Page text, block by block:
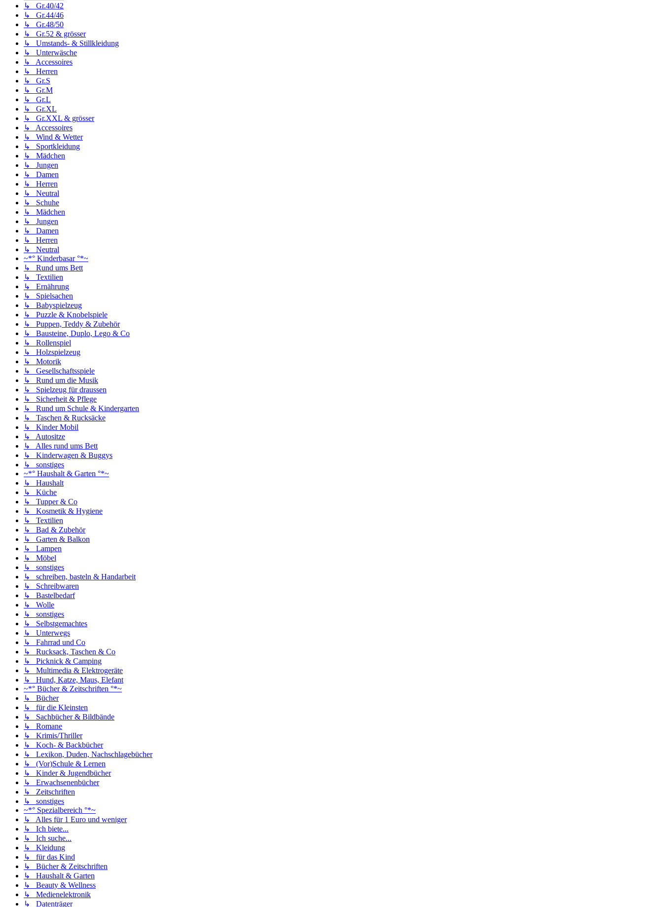
↳ Gr.40/42
↳ Gr.44/46
↳ Gr.48/50
↳ Gr.52 & grösser
↳ Umstands- & Stillkleidung
↳ Unterwäsche
↳ Accessoires
↳ Herren
↳ Gr.S
↳ Gr.M
↳ Gr.L
↳ Gr.XL
↳ Gr.XXL & grösser
↳ Accessoires
↳ Wind & Wetter
↳ Sportkleidung
↳ Mädchen
↳ Jungen
↳ Damen
↳ Herren
↳ Neutral
↳ Schuhe
↳ Mädchen
↳ Jungen
↳ Damen
↳ Herren
↳ Neutral
~*° Kinderbasar °*~
↳ Rund ums Bett
↳ Textilien
↳ Ernährung
↳ Spielsachen
↳ Babyspielzeug
↳ Puzzle & Knobelspiele
↳ Puppen, Teddy & Zubehör
↳ Bausteine, Duplo, Lego & Co
↳ Rollenspiel
↳ Holzspielzeug
↳ Motorik
↳ Gesellschaftsspiele
↳ Rund um die Musik
↳ Spielzeug für draussen
↳ Sicherheit & Pflege
↳ Rund um Schule & Kindergarten
↳ Taschen & Rucksäcke
↳ Kinder Mobil
↳ Autositze
↳ Alles rund ums Bett
↳ Kinderwagen & Buggys
↳ sonstiges
~*° Haushalt & Garten °*~
↳ Haushalt
↳ Küche
↳ Tupper & Co
↳ Kosmetik & Hygiene
↳ Textilien
↳ Bad & Zubehör
↳ Garten & Balkon
↳ Lampen
↳ Möbel
↳ sonstiges
↳ schreiben, basteln & Handarbeit
↳ Schreibwaren
↳ Bastelbedarf
↳ Wolle
↳ sonstiges
↳ Selbstgemachtes
↳ Unterwegs
↳ Fahrrad und Co
↳ Rucksack, Taschen & Co
↳ Picknick & Camping
↳ Multimedia & Elektrogeräte
↳ Hund, Katze, Maus, Elefant
~*° Bücher & Zeitschriften °*~
↳ Bücher
↳ für die Kleinsten
↳ Sachbücher & Bildbände
↳ Romane
↳ Krimis/Thriller
↳ Koch- & Backbücher
↳ Lexikon, Duden, Nachschlagebücher
↳ (Vor)Schule & Lernen
↳ Kinder & Jugendbücher
↳ Erwachsenenbücher
↳ Zeitschriften
↳ sonstiges
~*° Spezialbereich °*~
↳ Alles für 1 Euro und weniger
↳ Ich biete...
↳ Ich suche...
↳ Kleidung
↳ für das Kind
↳ Bücher & Zeitschriften
↳ Haushalt & Garten
↳ Beauty & Wellness
↳ Medienelektronik
↳ Datenträger